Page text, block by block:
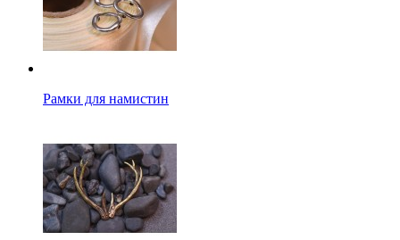
Рамки для намистин